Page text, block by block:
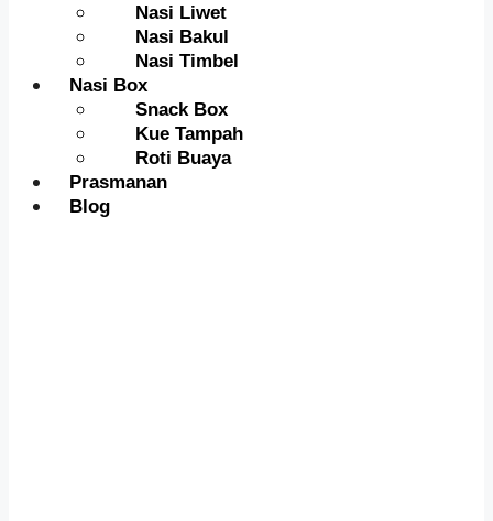
Nasi Liwet
Nasi Bakul
Nasi Timbel
Nasi Box
Snack Box
Kue Tampah
Roti Buaya
Prasmanan
Blog